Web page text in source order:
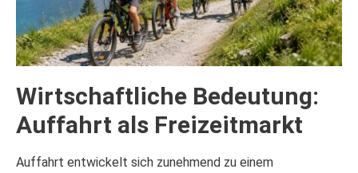
Wirtschaftliche Bedeutung:
Auffahrt als Freizeitmarkt
Auffahrt entwickelt sich zunehmend zu einem